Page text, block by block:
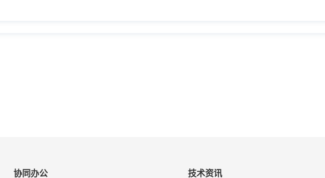
协同办公 技术资讯